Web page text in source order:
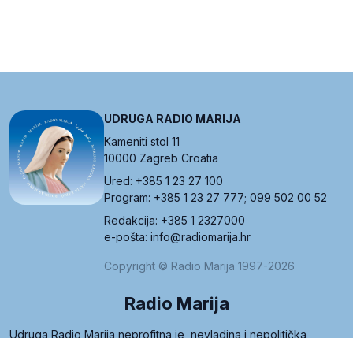
UDRUGA RADIO MARIJA
Kameniti stol 11
10000 Zagreb Croatia
Ured: +385 1 23 27 100
Program: +385 1 23 27 777; 099 502 00 52
Redakcija: +385 1 2327000
e-pošta: info@radiomarija.hr
Copyright © Radio Marija 1997-2026
Radio Marija
Udruga Radio Marija neprofitna je, nevladina i nepolitička